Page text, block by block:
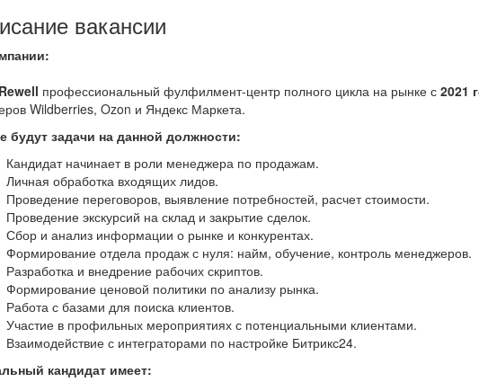
вакансии
профессиональный фулфилмент-центр полного цикла на рынке с 2021
Wildberries, Ozon и Яндекс Маркета.
будут задачи на данной должности:
Кандидат начинает в роли менеджера по продажам.
Личная обработка входящих лидов.
Проведение переговоров, выявление потребностей, расчет стоимости.
Проведение экскурсий на склад и закрытие сделок.
Сбор и анализ информации о рынке и конкурентах.
Формирование отдела продаж с нуля: найм, обучение, контроль менеджеров.
Разработка и внедрение рабочих скриптов.
Формирование ценовой политики по анализу рынка.
Работа с базами для поиска клиентов.
Участие в профильных мероприятиях с потенциальными клиентами.
Взаимодействие с интеграторами по настройке Битрикс24.
кандидат имеет: